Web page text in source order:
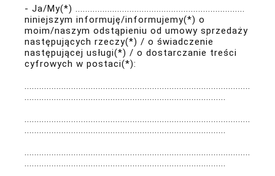
- Ja/My(*) .....................................................................
niniejszym informuję/informujemy(*) o
moim/naszym odstąpieniu od umowy sprzedaży
następujących rzeczy(*) / o świadczenie
następującej usługi(*) / o dostarczanie treści
cyfrowych w postaci(*):
............................................................................................
..................................................................................
............................................................................................
..................................................................................
............................................................................................
..................................................................................